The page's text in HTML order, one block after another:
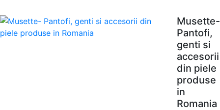
Musette-
Pantofi,
genti si
accesorii
din piele
produse
in
Romania